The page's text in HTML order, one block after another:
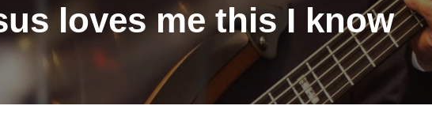
loves me this I know